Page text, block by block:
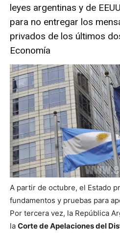
leyes argentinas y de
para no entregar los
privados de los últimos
Economía
A partir de octubre, el Estado
fundamentos y pruebas para
Por tercera vez, la República
la Corte de Apelaciones del